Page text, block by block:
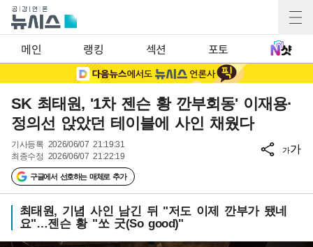
메인 랭킹 섹션 포토
SK 최태원, '1차 젠슨 황 깐부회동' 이재용·
정의선 앉았던 테이블에 사인 채웠다
기사등록 2026/06/07 21:19:31
최종수정 2026/06/07 21:22:19
구글에서 선호하는 매체로 추가
가가
최태원, 기념 사인 남긴 뒤 "저도 이제 깐부가 됐네
요"…젠슨 황 "쏘 굿(So good)"